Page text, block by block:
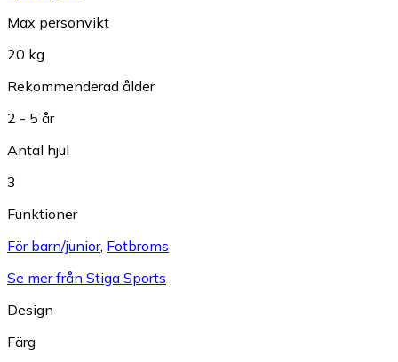
Max personvikt
20 kg
Rekommenderad ålder
2 - 5 år
Antal hjul
3
Funktioner
För barn/junior, Fotbroms
Se mer från Stiga Sports
Design
Färg